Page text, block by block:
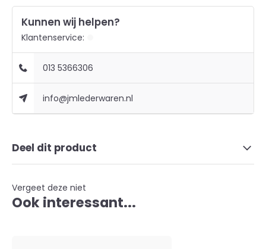
Kunnen wij helpen?
Klantenservice:
013 5366306
info@jmlederwaren.nl
Deel dit product
Vergeet deze niet
Ook interessant...